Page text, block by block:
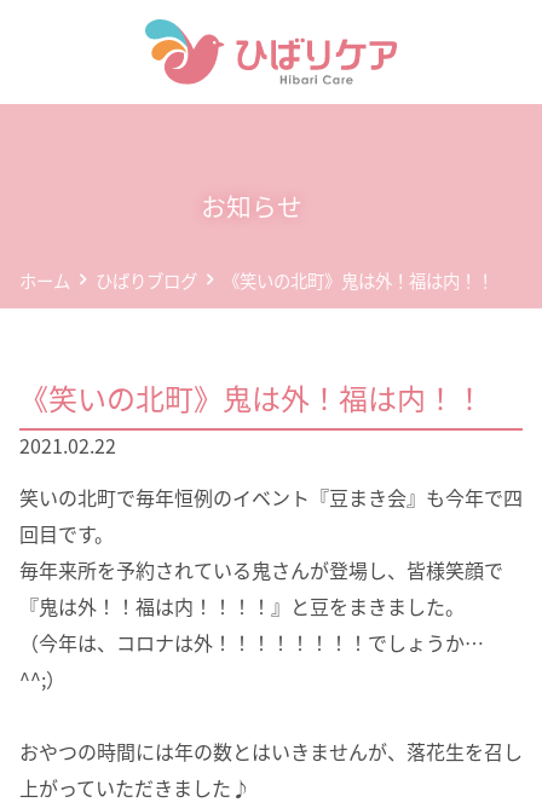
デイサービス(通所介護)
企業情報
個人情報保護方針
お知らせ
ホーム ひばりブログ 《笑いの北町》鬼は外！福は内！！
《笑いの北町》鬼は外！福は内！！
2021.02.22
笑いの北町で毎年恒例のイベント『豆まき会』も今年で四
回目です。
毎年来所を予約されている鬼さんが登場し、皆様笑顔で
『鬼は外！！福は内！！！！』と豆をまきました。
（今年は、コロナは外！！！！！！！！でしょうか…
^^;）
おやつの時間には年の数とはいきませんが、落花生を召し
上がっていただきました♪